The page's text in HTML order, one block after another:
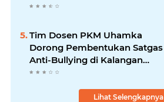
Tim Dosen PKM Uhamka
Dorong Pembentukan Satgas
Anti-Bullying di Kalangan
Remaja
Lihat Selengkapnya